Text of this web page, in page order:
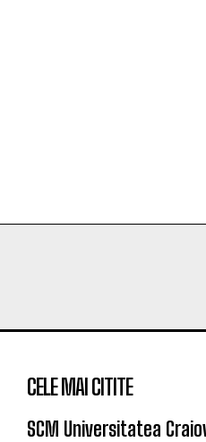
CELE MAI CITITE
SCM Universitatea